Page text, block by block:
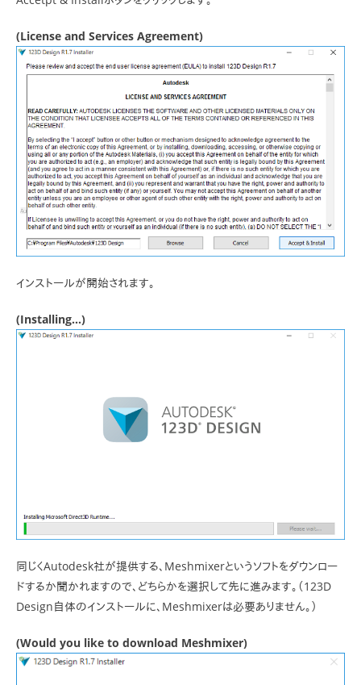
(License and Services Agreement)
インストールが開始されます。
(Installing…)
同じくAutodesk社が提供する、Meshmixerというソフトをダウンロー
ドするか聞かれますので、どちらかを選択して先に進みます。（123D
Design自体のインストールに、Meshmixerは必要ありません。）
(Would you like to download Meshmixer)